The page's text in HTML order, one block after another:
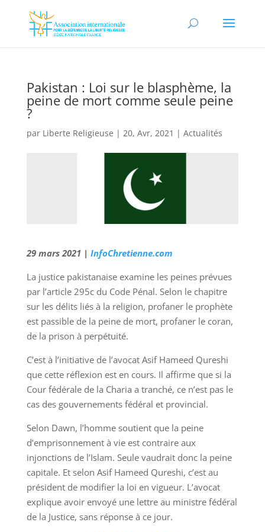
Pakistan : Loi sur le blasphème, la
peine de mort comme seule peine
?
par Liberte Religieuse | 20, Avr, 2021 | Actualités
29 mars 2021 | InfoChretienne.com
La justice pakistanaise examine les peines prévues
par l’article 295c du Code Pénal. Selon le chapitre
sur les délits liés à la religion, profaner le prophète
est passible de la peine de mort, profaner le coran,
de la prison à perpétuité.
C’est à l’initiative de l’avocat Asif Hameed Qureshi
que cette réflexion est en cours. Il affirme que si la
Cour fédérale de la Charia a tranché, ce n’est pas le
cas des gouvernements fédéral et provincial.
Selon Dawn, l’homme soutient que la peine
d’emprisonnement à vie est contraire aux
injonctions de l’Islam. Seule vaudrait donc la peine
capitale. Et selon Asif Hameed Qureshi, c’est au
président de modifier la loi en vigueur. L’avocat
explique avoir envoyé une lettre au ministre fédéral
de la Justice, sans réponse à ce jour.